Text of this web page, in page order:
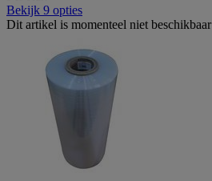
Bekijk 9 opties
Dit artikel is momenteel niet beschikbaar